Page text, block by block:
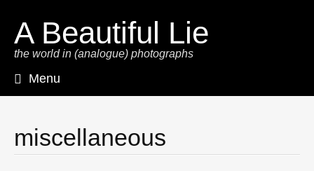
A Beautiful Lie
the world in (analogue) photographs
Menu
miscellaneous